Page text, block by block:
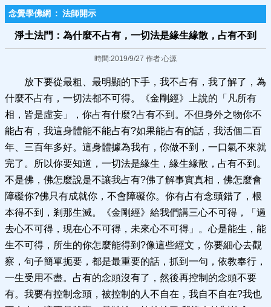
念覺學佛網 : 法師開示
淨土法門：為什麼不占有，一切法是緣生緣散，占有不到
時間:2019/9/27 作者:心源
放下要從最粗、最明顯的下手，我不占有，我了解了，為
什麼不占有，一切法都不可得。《金剛經》上說的「凡所有
相，皆是虛妄」，你占有什麼?占有不到。不但身外之物你不
能占有，我這身體能不能占有?如果能占有的話，我活個二百
年、三百年多好。這身體據為我有，你做不到，一口氣不來就
完了。所以你要知道，一切法是緣生，緣生緣散，占有不到。
不是佛，佛怎麼說是不讓我占有?佛了解事實真相，佛怎麼會
障礙你?佛只有成就你，不會障礙你。你有占有念頭錯了，根
本得不到，剎那生滅。《金剛經》給我們講三心不可得，「過
去心不可得，現在心不可得，未來心不可得」。心是能生，能
生不可得，所生的你怎麼能得到?像這些經文，你要細心去觀
察，句子簡單扼要，都是最重要的話，抓到一句，依教奉行，
一生受用不盡。占有的念頭沒有了，然後再控制的念頭不要
有。我要有控制念頭，被控制的人不自在，我自不自在?我也